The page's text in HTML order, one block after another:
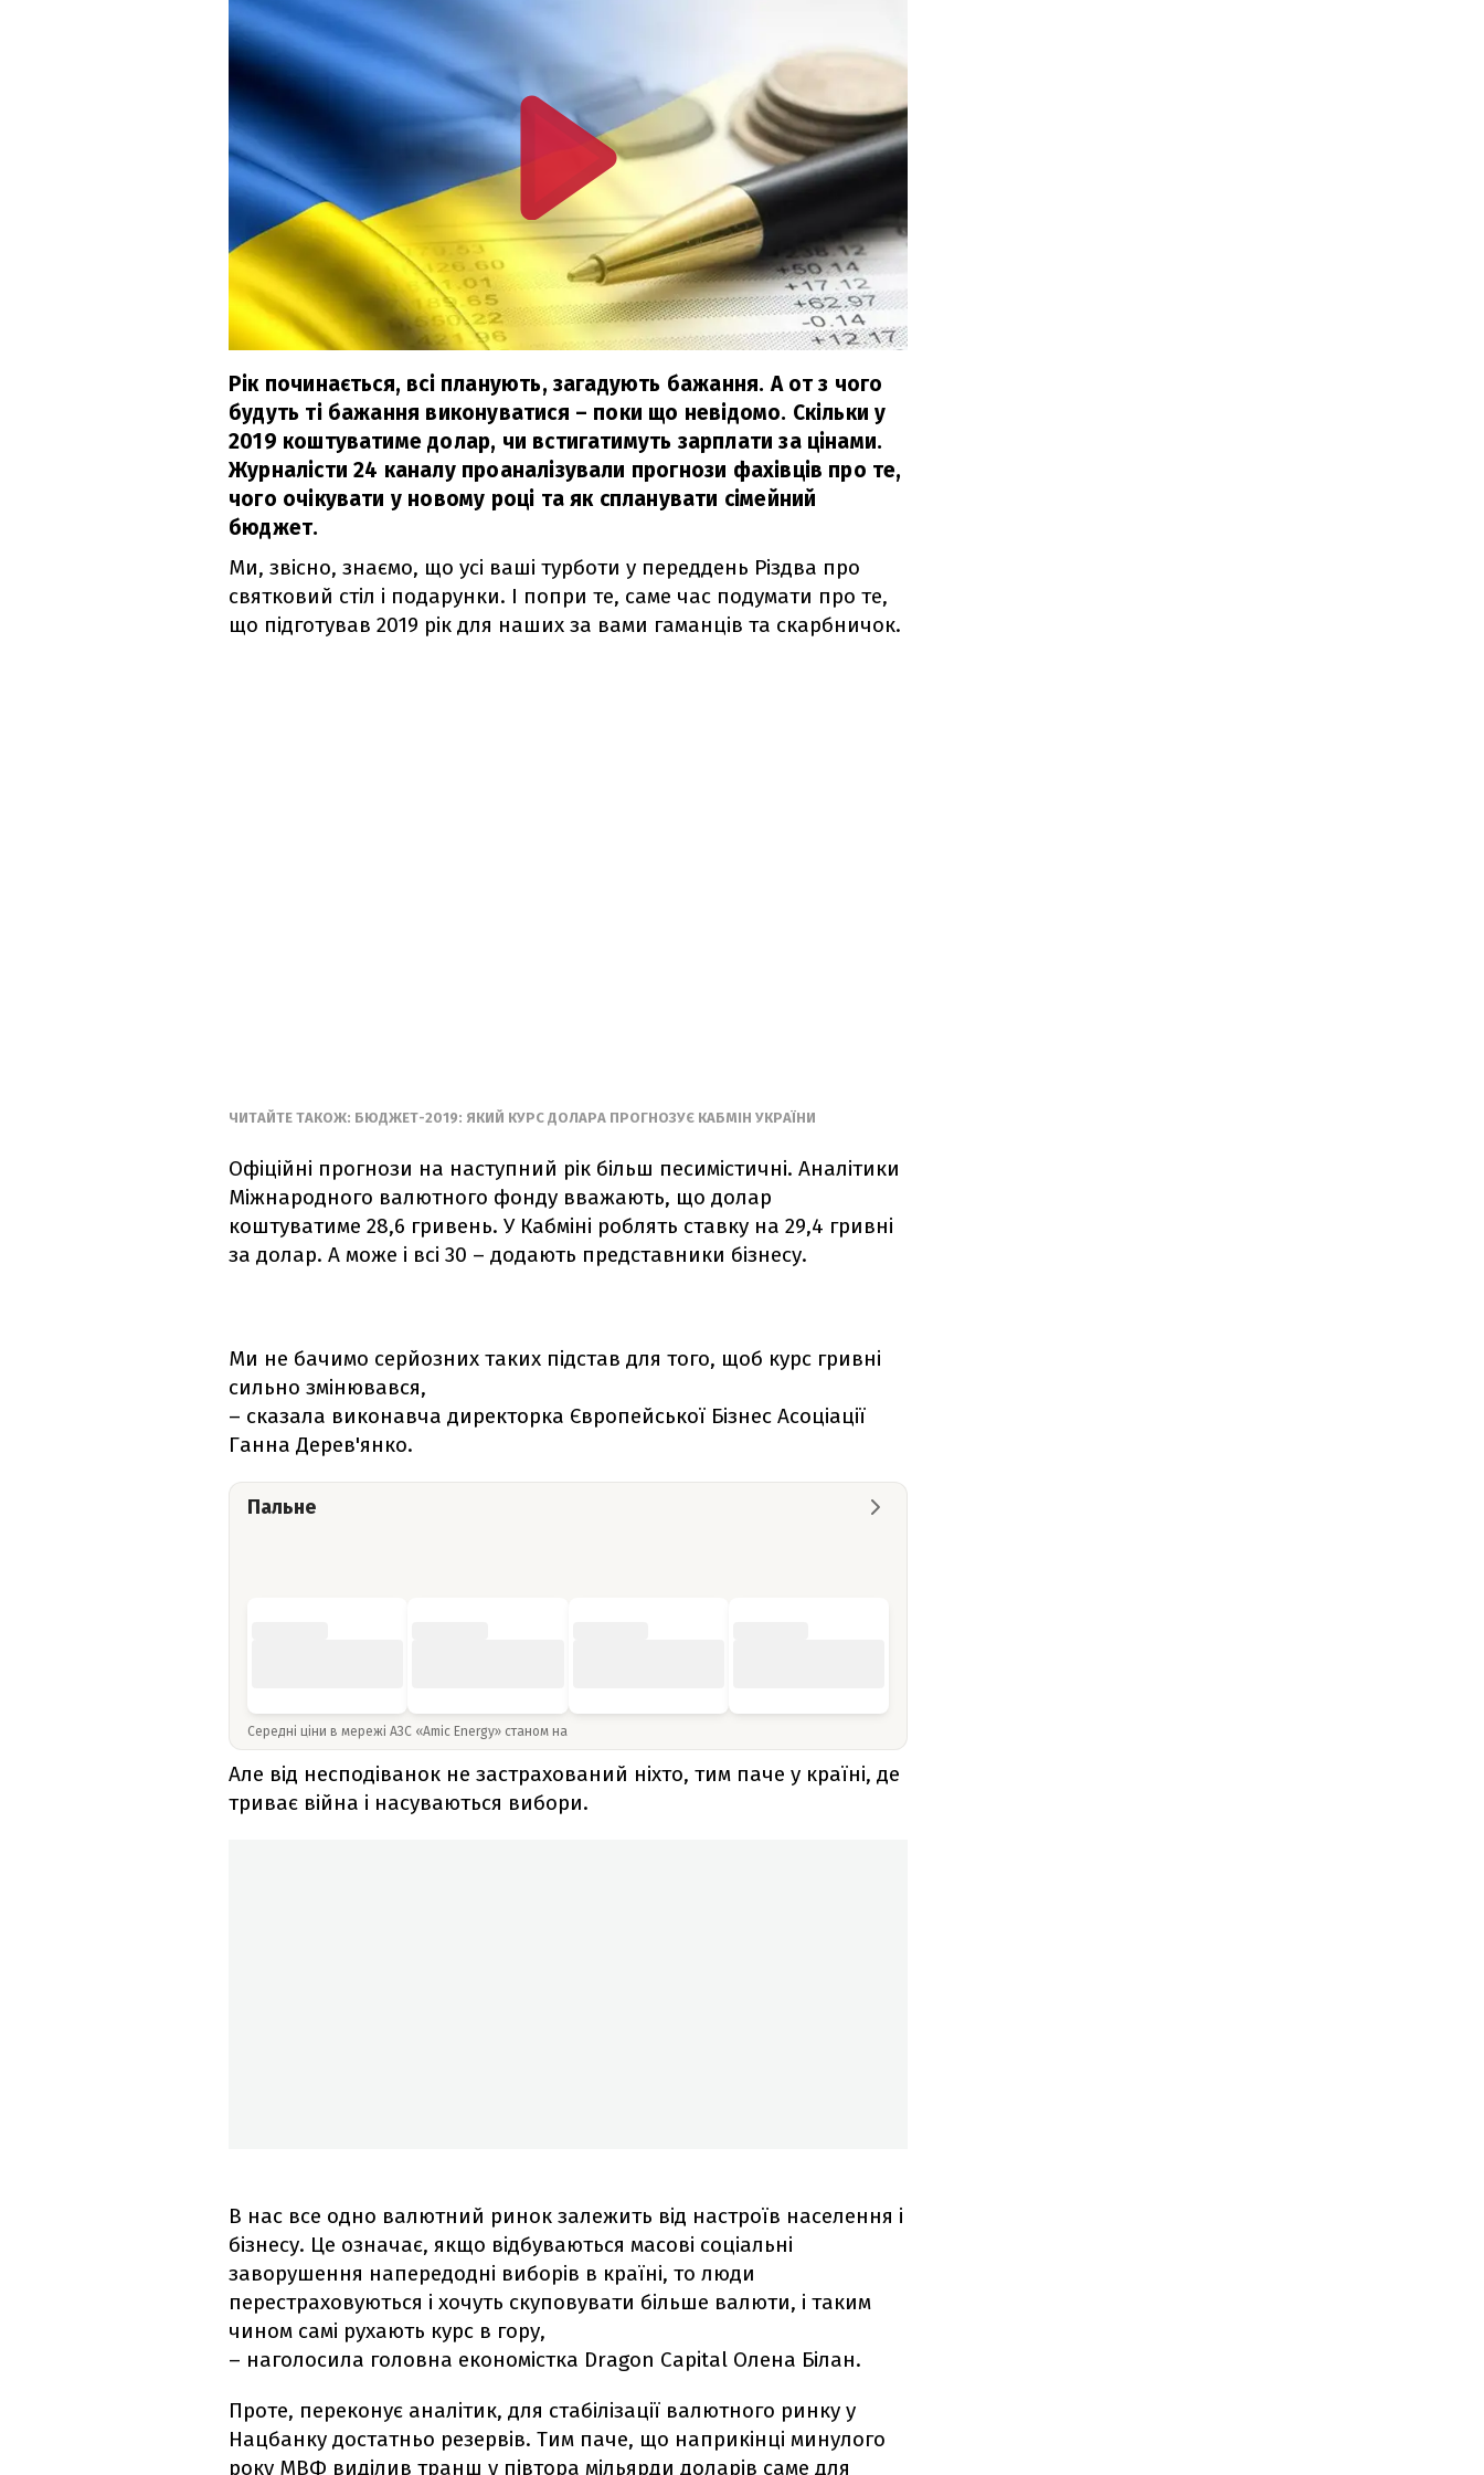
Рік починається, всі планують, загадують бажання. А от з чого
будуть ті бажання виконуватися – поки що невідомо. Скільки у
2019 коштуватиме долар, чи встигатимуть зарплати за цінами.
Журналісти 24 каналу проаналізували прогнози фахівців про те,
чого очікувати у новому році та як спланувати сімейний
бюджет.
Ми, звісно, знаємо, що усі ваші турботи у переддень Різдва про
святковий стіл і подарунки. І попри те, саме час подумати про те,
що підготував 2019 рік для наших за вами гаманців та скарбничок.
ЧИТАЙТЕ ТАКОЖ: БЮДЖЕТ-2019: ЯКИЙ КУРС ДОЛАРА ПРОГНОЗУЄ КАБМІН УКРАЇНИ
Офіційні прогнози на наступний рік більш песимістичні. Аналітики
Міжнародного валютного фонду вважають, що долар
коштуватиме 28,6 гривень. У Кабміні роблять ставку на 29,4 гривні
за долар. А може і всі 30 – додають представники бізнесу.
Ми не бачимо серйозних таких підстав для того, щоб курс гривні
сильно змінювався,
– сказала виконавча директорка Європейської Бізнес Асоціації
Ганна Дерев'янко.
Пальне
Середні ціни в мережі АЗС «Amic Energy» станом на
Але від несподіванок не застрахований ніхто, тим паче у країні, де
триває війна і насуваються вибори.
В нас все одно валютний ринок залежить від настроїв населення і
бізнесу. Це означає, якщо відбуваються масові соціальні
заворушення напередодні виборів в країні, то люди
перестраховуються і хочуть скуповувати більше валюти, і таким
чином самі рухають курс в гору,
– наголосила головна економістка Dragon Capital Олена Білан.
Проте, переконує аналітик, для стабілізації валютного ринку у
Нацбанку достатньо резервів. Тим паче, що наприкінці минулого
року МВФ виділив транш у півтора мільярди доларів саме для